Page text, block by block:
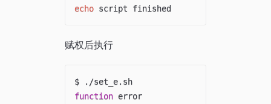
echo
赋权后执行
function error